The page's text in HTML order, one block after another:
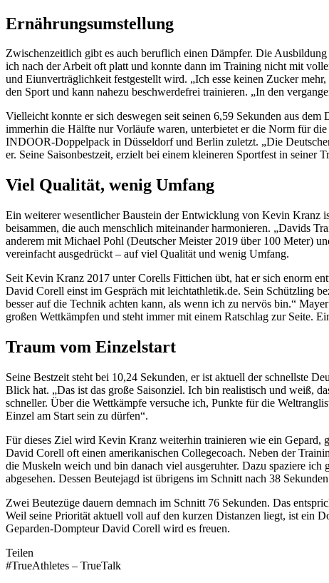
Ernährungsumstellung
Zwischenzeitlich gibt es auch beruflich einen Dämpfer. Die
ich nach der Arbeit oft platt und konnte dann im Training nicht mit
und Eiunverträglichkeit festgestellt wird. „Ich esse keinen Zucker
den Sport und kann nahezu beschwerdefrei trainieren. „In den
Vielleicht konnte er sich deswegen seit seinen 6,59 Sekunden aus
immerhin die Hälfte nur Vorläufe waren, unterbietet er die Norm für
INDOOR-Doppelpack in Düsseldorf und Berlin zuletzt. „Die
er. Seine Saisonbestzeit, erzielt bei einem kleineren Sportfest in
Viel Qualität, wenig Umfang
Ein weiterer wesentlicher Baustein der Entwicklung von Kevin Kranz
beisammen, die auch menschlich miteinander harmonieren. „Davids
anderem mit Michael Pohl (Deutscher Meister 2019 über 100 Meter)
vereinfacht ausgedrückt – auf viel Qualität und wenig Umfang.
Seit Kevin Kranz 2017 unter Corells Fittichen übt, hat er sich enorm
David Corell einst im Gespräch mit leichtathletik.de. Sein Schützling
besser auf die Technik achten kann, als wenn ich zu nervös bin.“
großen Wettkämpfen und steht immer mit einem Ratschlag zur Seite.
Traum vom Einzelstart
Seine Bestzeit steht bei 10,24 Sekunden, er ist aktuell der schnellste
Blick hat. „Das ist das große Saisonziel. Ich bin realistisch und weiß,
schneller. Über die Wettkämpfe versuche ich, Punkte für die
Einzel am Start sein zu dürfen“.
Für dieses Ziel wird Kevin Kranz weiterhin trainieren wie ein Gepard,
David Corell oft einen amerikanischen Collegecoach. Neben der
die Muskeln weich und bin danach viel ausgeruhter. Dazu spaziere ich
abgesehen. Dessen Beutejagd ist übrigens im Schnitt nach 38
Zwei Beutezüge dauern demnach im Schnitt 76 Sekunden. Das
Weil seine Priorität aktuell voll auf den kurzen Distanzen liegt, ist ein
Geparden-Dompteur David Corell wird es freuen.
Teilen
#TrueAthletes – TrueTalk